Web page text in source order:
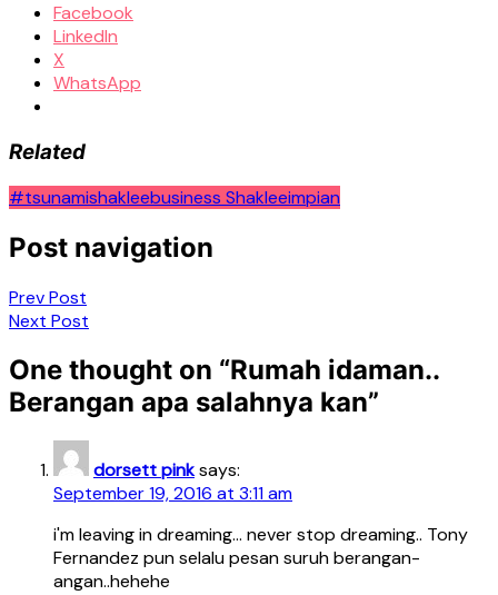
Facebook
LinkedIn
X
WhatsApp
Related
#tsunamishakleebusiness Shakleeimpian
Post navigation
Prev Post
Next Post
One thought on “Rumah idaman..
Berangan apa salahnya kan”
dorsett pinksays:
September 19, 2016 at 3:11 am
i'm leaving in dreaming… never stop dreaming.. Tony
Fernandez pun selalu pesan suruh berangan-
angan..hehehe